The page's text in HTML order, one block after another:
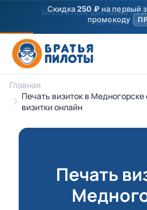
Скидка250 ₽на первый
промокоду
Главная
Печать визиток в Медногорске
визитки онлайн
Печать